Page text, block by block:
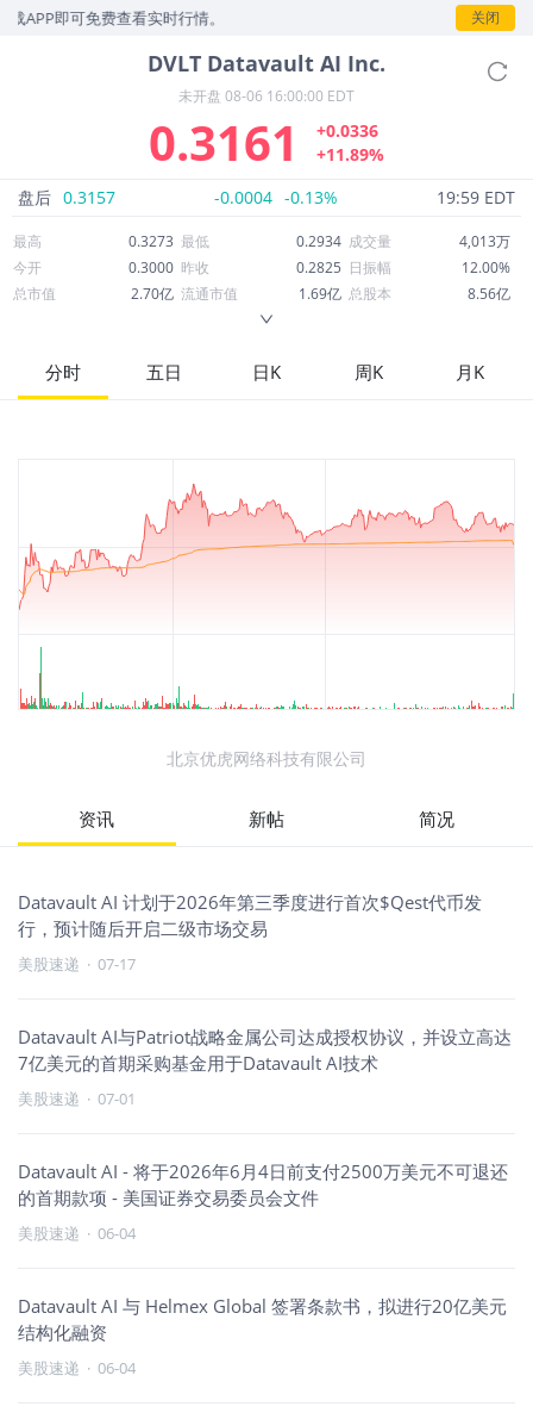
即可免费查看实时行情。 关闭
DVLT Datavault AI Inc.
未开盘 08-06 16:00:00 EDT
0.3161
+0.0336
+11.89%
盘后 0.3157 -0.0004 -0.13% 19:59 EDT
最高 0.3273 最低 0.2934 成交量
4,013万
今开
0.3000 昨收 0.2825 日振幅
12.00%
总市值
2.70亿 流通市值 1.69亿 总股本
8.56亿
52周最高
4.10 市盈率
-0.73
股息
分时 五日 日K 周K 月K
北京优虎网络科技有限公司
资讯 新帖 简况
Datavault AI 计划于2026年第三季度进行首次$Qest代币发
行，预计随后开启二级市场交易
美股速递 · 07-17
Datavault AI与Patriot战略金属公司达成授权协议，并设立高达
7亿美元的首期采购基金用于Datavault AI技术
美股速递 · 07-01
Datavault AI - 将于2026年6月4日前支付2500万美元不可退还
的首期款项 - 美国证券交易委员会文件
美股速递 · 06-04
Datavault AI 与 Helmex Global 签署条款书，拟进行20亿美元
结构化融资
美股速递 · 06-04